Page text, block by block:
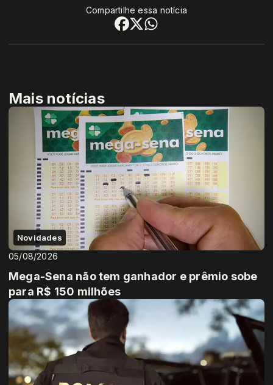
Compartilhe essa notícia
Mais notícias
Novidades
05/08/2026
Mega-Sena não tem ganhador e prêmio sobe
para R$ 150 milhões